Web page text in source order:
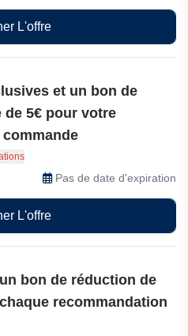
L'offre
et un bon de
de 5€ pour votre
à la newsletter asambeauty pour
produits, des offres
un bon de bienvenue de 5€ pour
commande.
Pas de date d'expiration
L'offre
bon de réduction de
recommandation